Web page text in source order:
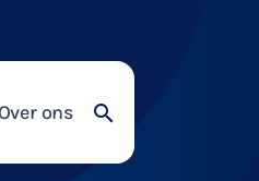
Over ons